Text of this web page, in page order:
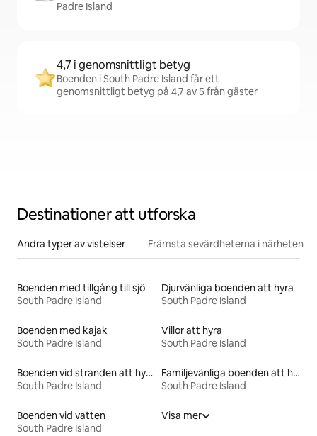
Padre Island
4,7 i genomsnittligt betyg
Boenden i South Padre Island får ett
genomsnittligt betyg på 4,7 av 5 från gäster
Destinationer att utforska
Andra typer av vistelser Främsta sevärdheterna i närheten
Boenden med tillgång till sjö
South Padre Island
Djurvänliga boenden att hyra
South Padre Island
Boenden med kajak
South Padre Island
Villor att hyra
South Padre Island
Boenden vid stranden att hyra
South Padre Island
Familjevänliga boenden att hyra
South Padre Island
Boenden vid vatten
South Padre Island
Visa mer